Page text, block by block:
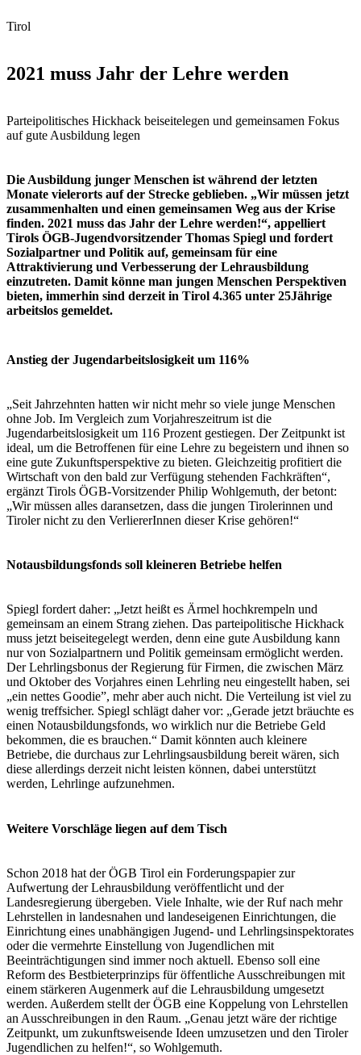
Tirol
2021 muss Jahr der Lehre werden
Parteipolitisches Hickhack beiseitelegen und gemeinsamen Fokus
auf gute Ausbildung legen
Die Ausbildung junger Menschen ist während der letzten
Monate vielerorts auf der Strecke geblieben. „Wir müssen jetzt
zusammenhalten und einen gemeinsamen Weg aus der Krise
finden. 2021 muss das Jahr der Lehre werden!“, appelliert
Tirols ÖGB-Jugendvorsitzender Thomas Spiegl und fordert
Sozialpartner und Politik auf, gemeinsam für eine
Attraktivierung und Verbesserung der Lehrausbildung
einzutreten. Damit könne man jungen Menschen Perspektiven
bieten, immerhin sind derzeit in Tirol 4.365 unter 25Jährige
arbeitslos gemeldet.
Anstieg der Jugendarbeitslosigkeit um 116%
„Seit Jahrzehnten hatten wir nicht mehr so viele junge Menschen
ohne Job. Im Vergleich zum Vorjahreszeitrum ist die
Jugendarbeitslosigkeit um 116 Prozent gestiegen. Der Zeitpunkt ist
ideal, um die Betroffenen für eine Lehre zu begeistern und ihnen so
eine gute Zukunftsperspektive zu bieten. Gleichzeitig profitiert die
Wirtschaft von den bald zur Verfügung stehenden Fachkräften“,
ergänzt Tirols ÖGB-Vorsitzender Philip Wohlgemuth, der betont:
„Wir müssen alles daransetzen, dass die jungen Tirolerinnen und
Tiroler nicht zu den VerliererInnen dieser Krise gehören!“
Notausbildungsfonds soll kleineren Betriebe helfen
Spiegl fordert daher: „Jetzt heißt es Ärmel hochkrempeln und
gemeinsam an einem Strang ziehen. Das parteipolitische Hickhack
muss jetzt beiseitegelegt werden, denn eine gute Ausbildung kann
nur von Sozialpartnern und Politik gemeinsam ermöglicht werden.
Der Lehrlingsbonus der Regierung für Firmen, die zwischen März
und Oktober des Vorjahres einen Lehrling neu eingestellt haben, sei
„ein nettes Goodie”, mehr aber auch nicht. Die Verteilung ist viel zu
wenig treffsicher. Spiegl schlägt daher vor: „Gerade jetzt bräuchte es
einen Notausbildungsfonds, wo wirklich nur die Betriebe Geld
bekommen, die es brauchen.“ Damit könnten auch kleinere
Betriebe, die durchaus zur Lehrlingsausbildung bereit wären, sich
diese allerdings derzeit nicht leisten können, dabei unterstützt
werden, Lehrlinge aufzunehmen.
Weitere Vorschläge liegen auf dem Tisch
Schon 2018 hat der ÖGB Tirol ein Forderungspapier zur
Aufwertung der Lehrausbildung veröffentlicht und der
Landesregierung übergeben. Viele Inhalte, wie der Ruf nach mehr
Lehrstellen in landesnahen und landeseigenen Einrichtungen, die
Einrichtung eines unabhängigen Jugend- und Lehrlingsinspektorates
oder die vermehrte Einstellung von Jugendlichen mit
Beeinträchtigungen sind immer noch aktuell. Ebenso soll eine
Reform des Bestbieterprinzips für öffentliche Ausschreibungen mit
einem stärkeren Augenmerk auf die Lehrausbildung umgesetzt
werden. Außerdem stellt der ÖGB eine Koppelung von Lehrstellen
an Ausschreibungen in den Raum. „Genau jetzt wäre der richtige
Zeitpunkt, um zukunftsweisende Ideen umzusetzen und den Tiroler
Jugendlichen zu helfen!“, so Wohlgemuth.